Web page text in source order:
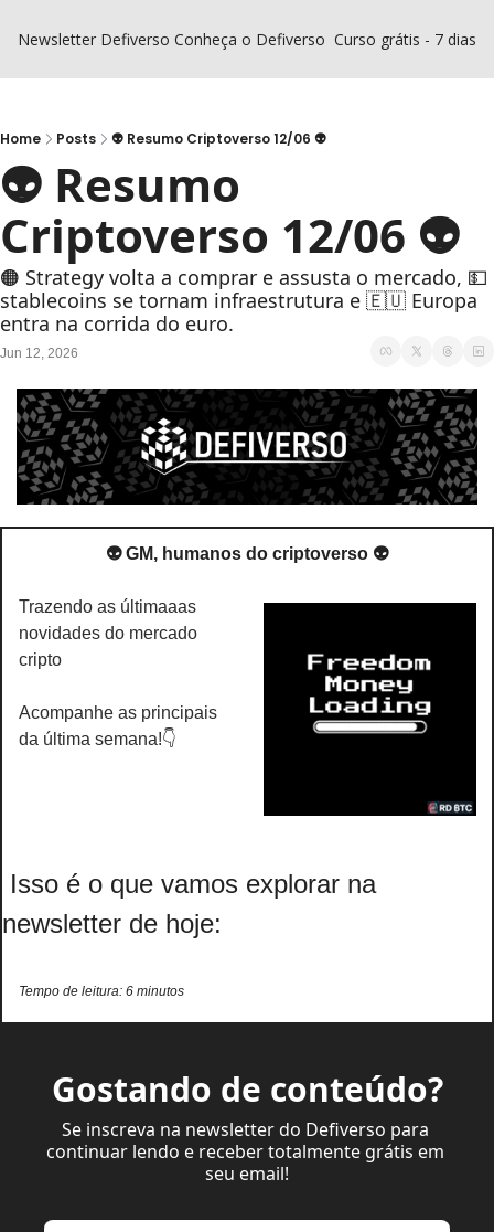
Newsletter Defiverso Conheça o Defiverso Curso grátis - 7 dias
Home Posts 👽 Resumo Criptoverso 12/06 👽
👽 Resumo
Criptoverso 12/06 👽
🟠 Strategy volta a comprar e assusta o mercado, 💵
stablecoins se tornam infraestrutura e 🇪🇺 Europa
entra na corrida do euro.
Jun 12, 2026
👽 GM, humanos do criptoverso 👽
Trazendo as últimaaas
novidades do mercado
cripto
Acompanhe as principais
da última semana!👇
newsletter de hoje:
Tempo de leitura: 6 minutos
Gostando de conteúdo?
Se inscreva na newsletter do Defiverso para
continuar lendo e receber totalmente grátis em
seu email!